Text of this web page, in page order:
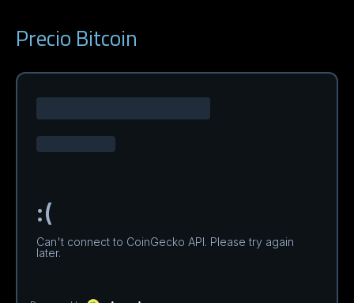
Precio Bitcoin